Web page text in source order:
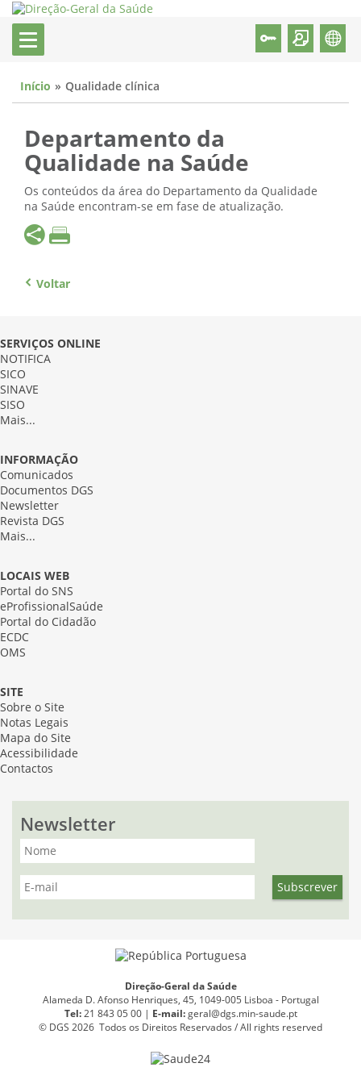
Início Qualidade clínica
Departamento da
Qualidade na Saúde
Os conteúdos da área do Departamento da Qualidade
na Saúde encontram-se em fase de atualização.
Voltar
SERVIÇOS ONLINE
NOTIFICA
SICO
SINAVE
SISO
Mais...
INFORMAÇÃO
Comunicados
Documentos DGS
Newsletter
Revista DGS
Mais...
LOCAIS WEB
Portal do SNS
eProfissionalSaúde
Portal do Cidadão
ECDC
OMS
SITE
Sobre o Site
Notas Legais
Mapa do Site
Acessibilidade
Contactos
Newsletter
Direção-Geral da Saúde
Alameda D. Afonso Henriques, 45, 1049-005 Lisboa - Portugal
Tel:21 843 05 00 | E-mail: geral@dgs.min-saude.pt
© DGS 2026 Todos os Direitos Reservados / All rights reserved